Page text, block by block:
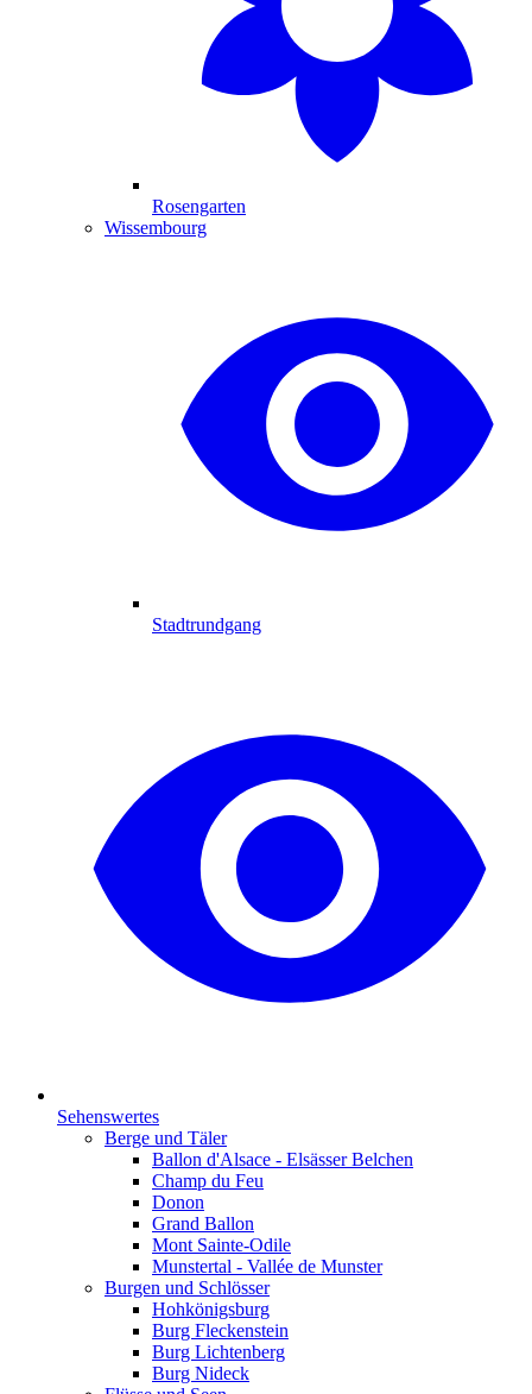
Rosengarten
Wissembourg
Stadtrundgang
Sehenswertes
Berge und Täler
Ballon d'Alsace - Elsässer Belchen
Champ du Feu
Donon
Grand Ballon
Mont Sainte-Odile
Munstertal - Vallée de Munster
Burgen und Schlösser
Hohkönigsburg
Burg Fleckenstein
Burg Lichtenberg
Burg Nideck